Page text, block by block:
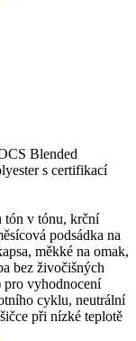
Blended
s certifikací
tón v tónu, krční
podsádka na
měkké na omak,
bez živočišných
pro vyhodnocení
cyklu, neutrální
při nízké teplotě